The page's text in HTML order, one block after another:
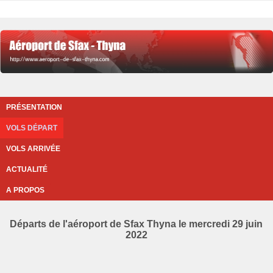
PRÉSENTATION
VOLS DÉPART
VOLS ARRIVÉE
ACTUALITÉ
A PROPOS
Départs de l'aéroport de Sfax Thyna le mercredi 29 juin
2022